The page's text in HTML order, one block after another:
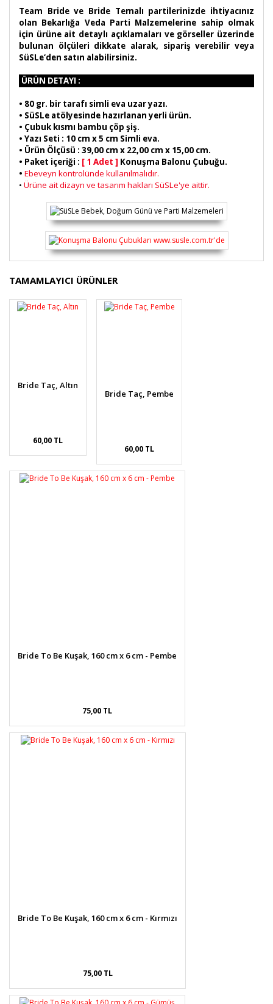
Team Bride ve Bride Temalı partilerinizde ihtiyacınız
olan Bekarlığa Veda Parti Malzemelerine sahip olmak
için ürüne ait detaylı açıklamaları ve görseller üzerinde
bulunan ölçüleri dikkate alarak, sipariş verebilir veya
SüSLe‘den satın alabilirsiniz.
ÜRÜN DETAYI :
• 80 gr. bir tarafı simli eva uzar yazı.
• SüSLe atölyesinde hazırlanan yerli ürün.
• Çubuk kısmı bambu çöp şiş.
• Yazı Seti : 10 cm x 5 cm Simli eva.
• Ürün Ölçüsü : 39,00 cm x 22,00 cm x 15,00 cm.
• Paket içeriği : [ 1 Adet ] Konuşma Balonu Çubuğu.
• Ebeveyn kontrolünde kullanılmalıdır.
• Ürüne ait dizayn ve tasarım hakları SüSLe'ye aittir.
Bu ürünün fiyat bilgisi, resim, ürün açıklamalarında ve
diğer konularda yetersiz gördüğünüz noktaları öneri
formunu kullanarak tarafımıza iletebilirsiniz.
Görüş ve önerileriniz için teşekkür ederiz.
Ürün fiyatı diğer sitelerden daha pahalı.
TAMAMLAYICI ÜRÜNLER
Bride Taç, Altın
60,00 TL
Bride Taç, Pembe
60,00 TL
Bride To Be Kuşak, 160 cm x 6 cm - Pembe
75,00 TL
Bride To Be Kuşak, 160 cm x 6 cm - Kırmızı
75,00 TL